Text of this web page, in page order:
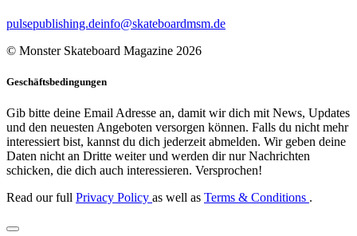
pulsepublishing.deinfo@skateboardmsm.de
© Monster Skateboard Magazine 2026
Geschäftsbedingungen
Gib bitte deine Email Adresse an, damit wir dich mit News, Updates
und den neuesten Angeboten versorgen können. Falls du nicht mehr
interessiert bist, kannst du dich jederzeit abmelden. Wir geben deine
Daten nicht an Dritte weiter und werden dir nur Nachrichten
schicken, die dich auch interessieren. Versprochen!
Read our full Privacy Policy as well as Terms & Conditions .